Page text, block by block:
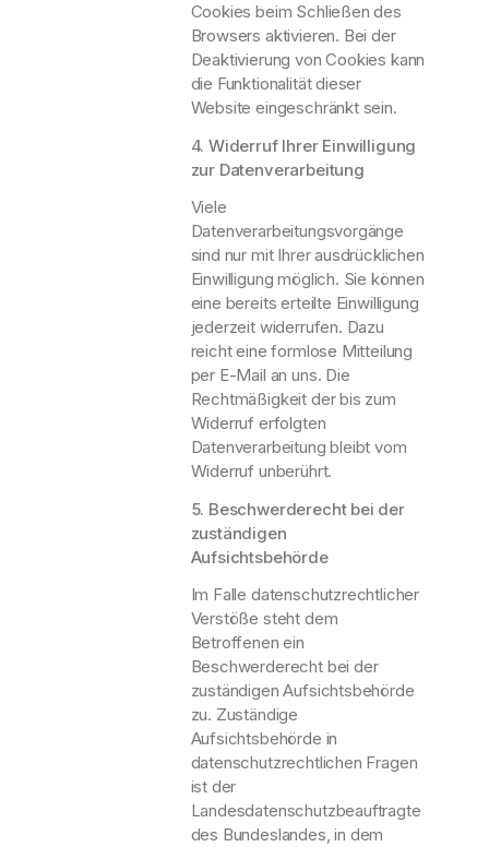
Cookies beim Schließen des
Browsers aktivieren. Bei der
Deaktivierung von Cookies kann
die Funktionalität dieser
Website eingeschränkt sein.
4. Widerruf Ihrer Einwilligung
zur Datenverarbeitung
Viele
Datenverarbeitungsvorgänge
sind nur mit Ihrer ausdrücklichen
Einwilligung möglich. Sie können
eine bereits erteilte Einwilligung
jederzeit widerrufen. Dazu
reicht eine formlose Mitteilung
per E-Mail an uns. Die
Rechtmäßigkeit der bis zum
Widerruf erfolgten
Datenverarbeitung bleibt vom
Widerruf unberührt.
5. Beschwerderecht bei der
zuständigen
Aufsichtsbehörde
Im Falle datenschutzrechtlicher
Verstöße steht dem
Betroffenen ein
Beschwerderecht bei der
zuständigen Aufsichtsbehörde
zu. Zuständige
Aufsichtsbehörde in
datenschutzrechtlichen Fragen
ist der
Landesdatenschutzbeauftragte
des Bundeslandes, in dem